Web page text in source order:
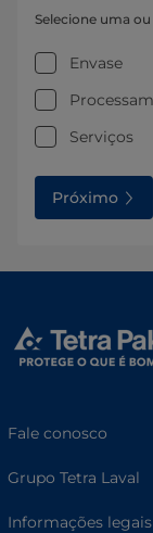
Selecione uma
Envase
Serviços
Próximo
Fale conosco
Grupo Tetra Laval
Informações